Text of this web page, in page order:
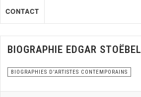
CONTACT
BIOGRAPHIE EDGAR STOËBEL
BIOGRAPHIES D'ARTISTES CONTEMPORAINS